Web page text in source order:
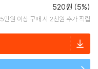
520원 (5%)
5만원 이상 구매 시 2천원 추가 적립